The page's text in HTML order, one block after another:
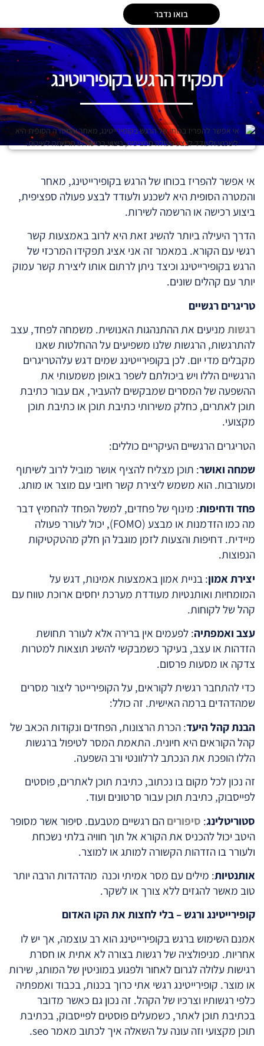
בואו נדבר
תפקיד הרגש בקופירייטינג
אי אפשר להפריז בכוחו של הרגש בקופירייטינג, מאחר
והמטרה הסופית היא לשכנע ולעודד לבצע פעולה ספציפית,
ביצוע רכישה או הרשמה לשירות.
הדרך היעילה ביותר להשיג זאת היא לרוב באמצעות קשר
רגשי עם הקורא. במאמר זה אני אציג תפקידו המרכזי של
הרגש בקופירייטינג וכיצד ניתן לרתום אותו ליצירת קשר עמוק
יותר עם קהלים שונים.
טריגרים רגשיים
רגשותמניעים את ההתנהגות האנושית. משמחה לפחד, עצב
להתרגשות, הרגשות שלנו משפיעים על ההחלטות שאנו
מקבלים מדי יום. לכן בקופירייטינג שמים דגש עלהטריגרים
הרגשיים הללו ויש ביכולתם לשפר באופן משמעותי את
ההשפעה של המסרים שמבקשים להעביר, אם עבור כתיבת
תוכן לאתרים, כחלק משירותי כתיבת תוכן או כתיבת תוכן
מקצועי.
הטריגרים הרגשיים העיקריים כוללים:
שמחה ואושר: תוכן מצליח להציף אושר מוביל לרוב לשיתוף
ומעורבות. הוא משמש ליצירת קשר חיובי עם מוצר או מותג.
פחד ודחיפות: מינוף של פחדים, למשל הפחד להחמיץ דבר
מה כמו הזדמנות או מבצע (FOMO), יכול לעורר פעולה
מיידית. דחיפות והצעות לזמן מוגבל הן חלק מהטקטיקות
הנפוצות.
יצירת אמון: בניית אמון באמצעות אמינות, דגש על
המומחיות ואותנטיות מעודדת מערכת יחסים ארוכת טווח עם
קהל של לקוחות.
עצב ואמפתיה: לפעמים אין ברירה אלא לעורר תחושת
הזדהות או עצב, בעיקר כשמבקשי להשיג תוצאות למטרות
צדקה או מסעות פרסום.
כדי להתחבר רגשית לקוראים, על הקופירייטר ליצור מסרים
שמהדהדים ברמה האישית. זה כולל:
הבנת קהל היעד: הכרת הרצונות, הפחדים ונקודות הכאב של
קהל הקוראים היא חיונית. התאמת המסר לטיפול ברגשות
הללו הופכת את הנכתב לרלוונטי ורב השפעה.
זה נכון לכל מקום בו נכתוב, כתיבת תוכן לאתרים, פוסטים
לפייסבוק, כתיבת תוכן עבור סרטונים ועוד.
סטוריטלינג: סיפוריםהם רגשיים מטבעם. סיפור אשר מסופר
היטב יכול להכניס את הקורא אל תוך חוויה בלתי נשכחת
ולעורר בו הזדהות הקשורה למותג או למוצר.
אותנטיות: מילים עם מסר אמיתי וכנה מהדהדות הרבה יותר
טוב מאשר להגזים ללא צורך או לשקר.
קופירייטינג ורגש – בלי לחצות את הקו האדום
אמנם השימוש ברגש בקופירייטינג הוא רב עוצמה, אך יש לו
אחריות. מניפולציה של רגשות בצורה לא אתית או חסרת
רגישות עלולה לגרום לאחור ולפגוע במוניטין של המותג, שירות
או מוצר. קופירייטינג רגשי אתי כרוך בכנות, בכבוד ואמפתיה
כלפי רגשותיו וצרכיו של הקהל. זה נכון גם כאשר מדובר
בכתיבת תוכן לאתר, כשמעלים פוסטים לפייסבוק, בכתיבת
תוכן מקצועי וזה עונה על השאלה איך לכתוב מאמר seo.